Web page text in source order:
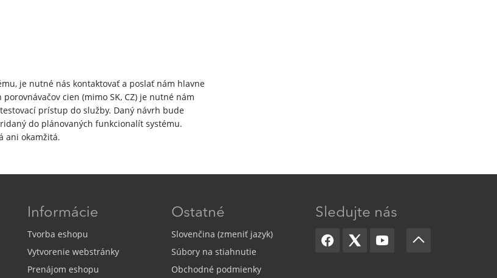
je nutné nás kontaktovať a poslať nám hlavne
cien (mimo SK, CZ) je nutné nám
prístup do služby. Daný návrh bude
do plánovaných funkcionalít systému.
ani okamžitá.
Informácie
Tvorba eshopu
Vytvorenie webstránky
Prenájom eshopu
Ostatné
Slovenčina (zmeniť jazyk)
Súbory na stiahnutie
Obchodné podmienky
Sledujte nás